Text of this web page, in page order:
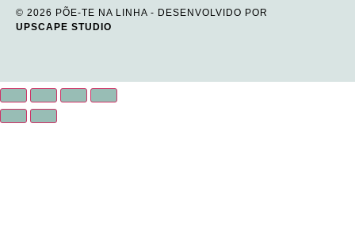
© 2026 PÕE-TE NA LINHA - DESENVOLVIDO POR
UPSCAPE STUDIO